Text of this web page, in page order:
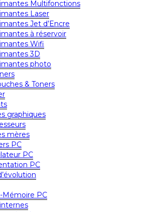
Multifonctions
Laser
Jet d’Encre
à réservoir
Wifi
3D
photo
& Toners
graphiques
mères
PC
PC
PC
Mémoire PC